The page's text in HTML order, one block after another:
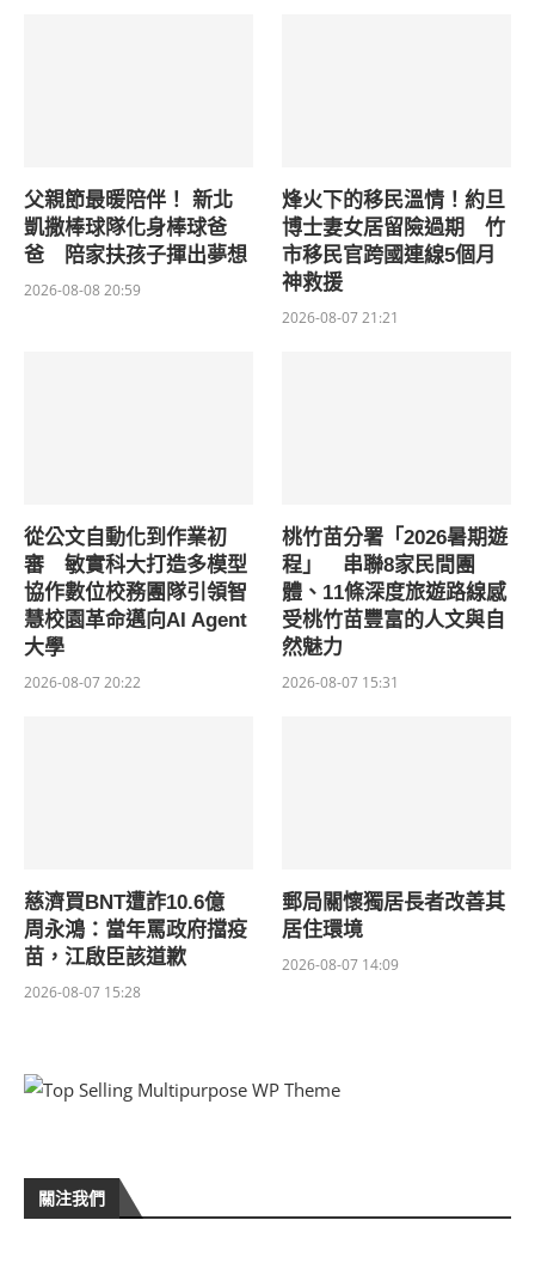
父親節最暖陪伴！ 新北
凱撒棒球隊化身棒球爸
爸 陪家扶孩子揮出夢想
2026-08-08 20:59
烽火下的移民溫情！約旦
博士妻女居留險過期 竹
市移民官跨國連線5個月
神救援
2026-08-07 21:21
從公文自動化到作業初
審 敏實科大打造多模型
協作數位校務團隊引領智
慧校園革命邁向AI Agent
大學
2026-08-07 20:22
桃竹苗分署「2026暑期遊
程」 串聯8家民間團
體、11條深度旅遊路線感
受桃竹苗豐富的人文與自
然魅力
2026-08-07 15:31
慈濟買BNT遭詐10.6億
周永鴻：當年罵政府擋疫
苗，江啟臣該道歉
2026-08-07 15:28
郵局關懷獨居長者改善其
居住環境
2026-08-07 14:09
關注我們